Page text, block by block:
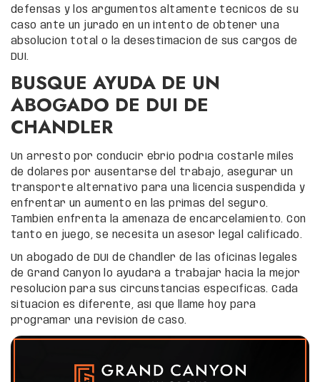
defensas y los argumentos altamente técnicos de su
caso ante un jurado en un intento de obtener una
absolución total o la desestimación de sus cargos de
DUI.
BUSQUE AYUDA DE UN
ABOGADO DE DUI DE
CHANDLER
Un arresto por conducir ebrio podría costarle miles
de dólares por ausentarse del trabajo, asegurar un
transporte alternativo para una licencia suspendida y
enfrentar un aumento en las primas del seguro.
También enfrenta la amenaza de encarcelamiento. Con
tanto en juego, se necesita un asesor legal calificado.
Un abogado de DUI de Chandler de las oficinas legales
de Grand Canyon lo ayudará a trabajar hacia la mejor
resolución para sus circunstancias específicas. Cada
situación es diferente, así que llame hoy para
programar una revisión de caso.